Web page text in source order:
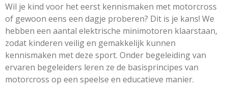
Wil je kind voor het eerst kennismaken met motorcross
of gewoon eens een dagje proberen? Dit is je kans! We
hebben een aantal elektrische minimotoren klaarstaan,
zodat kinderen veilig en gemakkelijk kunnen
kennismaken met deze sport. Onder begeleiding van
ervaren begeleiders leren ze de basisprincipes van
motorcross op een speelse en educatieve manier.